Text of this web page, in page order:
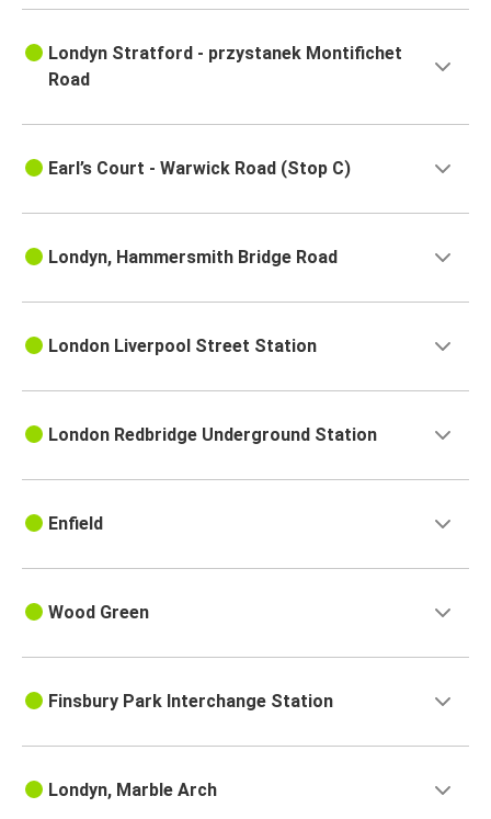
Londyn Stratford - przystanek Montifichet
Road
Earl’s Court - Warwick Road (Stop C)
Londyn, Hammersmith Bridge Road
London Liverpool Street Station
London Redbridge Underground Station
Enfield
Wood Green
Finsbury Park Interchange Station
Londyn, Marble Arch